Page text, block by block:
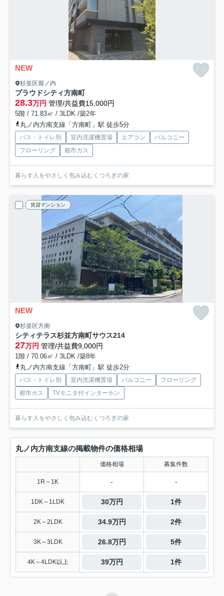
NEW
杉並区堀ノ内
プラウドシティ方南町
28.3万円 管理/共益費15,000円
5階 / 71.83㎡ / 3LDK /築2年
丸ノ内方南支線「方南町」駅 徒歩5分
バス・トイレ別 室内洗濯機置場 エアコン
バルコニー
フローリング
都市ガス
暮らす人をやさしく包み込むくつろぎの家
賃貸マンション
NEW
杉並区方南
シティテラス杉並方南町サウス214
27万円 管理/共益費9,000円
1階 / 70.06㎡ / 3LDK /築8年
丸ノ内方南支線「方南町」駅 徒歩2分
バス・トイレ別 室内洗濯機置場 バルコニー
フローリング
都市ガス
TVモニタ付インターホン
暮らす人をやさしく包み込むくつろぎの家
丸ノ内方南支線の掲載物件の価格相場
価格相場 募集件数
1R～1K - -
1DK～1LDK 30万円 1件
2K～2LDK 34.9万円 2件
3K～3LDK 26.8万円 5件
4K～4LDK以上 39万円 1件